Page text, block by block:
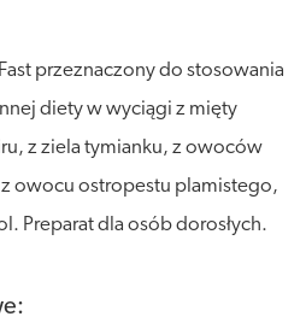
przeznaczony do stosowania
diety w wyciągi z mięty
z ziela tymianku, z owoców
owocu ostropestu plamistego,
Preparat dla osób dorosłych.